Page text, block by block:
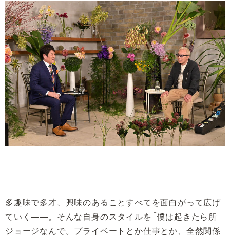
多趣味で多才、興味のあることすべてを面白がって広げ
ていく――。そんな自身のスタイルを「僕は起きたら所
ジョージなんで。プライベートとか仕事とか、全然関係